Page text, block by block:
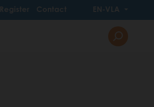
Register Contact EN-VLA